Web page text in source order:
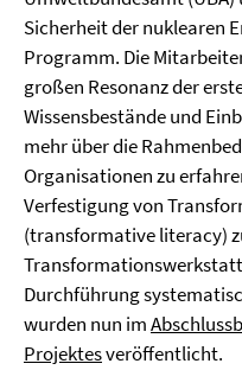
Sicherheit der nuklearen
Programm. Die
großen Resonanz der
Wissensbestände und
mehr über die
Organisationen zu
Verfestigung von
(transformative literacy)
Durchführung
wurden nun im
Projektesveröffentlicht.